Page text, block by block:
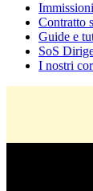
Contratto
Guide e
SoS
I nostri